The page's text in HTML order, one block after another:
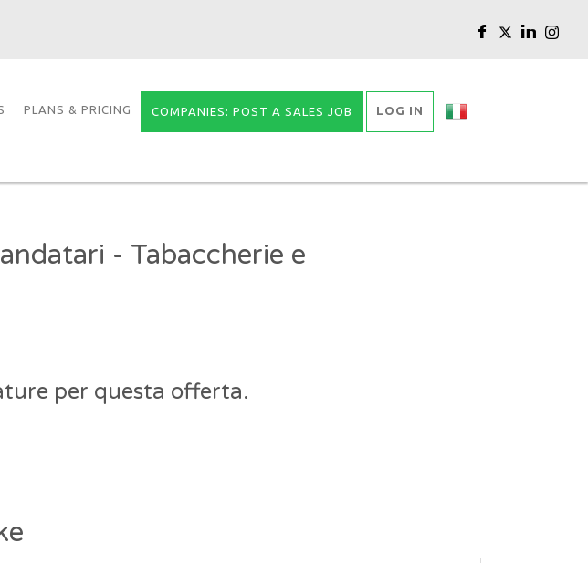
PLANS & PRICING COMPANIES: POST A SALES JOB LOG IN
- Tabaccherie e
per questa offerta.